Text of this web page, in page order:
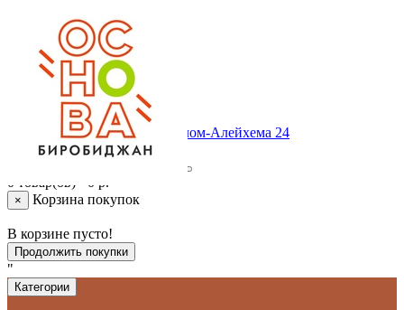
Личный кабинет
Регистрация
Авторизация
Корзина покупок
+ 7 (924) 6409420
г. Биробиджан , ул.Шолом-Алейхема 24
0 товар(ов) - 0 р.
× Корзина покупок
В корзине пусто!
Продолжить покупки
"
Категории